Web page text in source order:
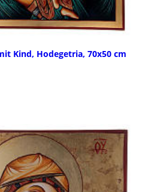
Kind, Hodegetria, 70x50 cm